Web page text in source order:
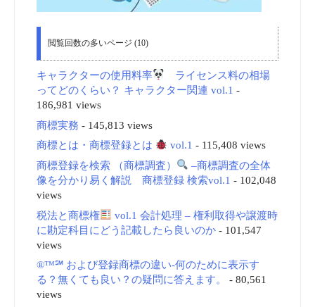
閲覧回数の多いページ (10)
キャラクターの使用料率
ライセンス料の相場
ってどのくらい？ キャラクター関連 vol.1 -
186,981 views
商標実務 - 145,813 views
商標とは・商標登録とは
vol.1 - 115,408 views
商標登録を検索 （商標調査）
–商標調査の全体
像を分かり易く解説 商標登録 検索vol.1 - 102,048
views
税法と商標権
vol.1 会計処理 – 権利取得や譲渡時
に勘定科目にどう記載したら良いのか- 101,547
views
®™℠ および登録商標の違い-何のために表示す
る？無くても良い？の疑問に答えます。
- 80,561
views